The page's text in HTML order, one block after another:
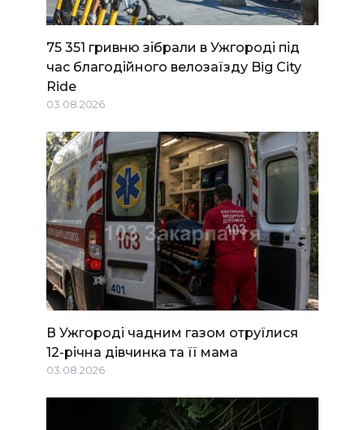
75 351 гривню зібрали в Ужгороді під
час благодійного велозаїзду Big Сity
Ride
03.08.2026
В Ужгороді чадним газом отруїлися
12-річна дівчинка та її мама
03.08.2026